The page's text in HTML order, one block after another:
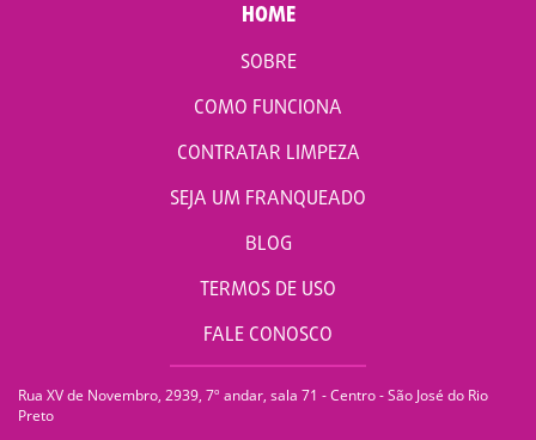
HOME
SOBRE
COMO FUNCIONA
CONTRATAR LIMPEZA
SEJA UM FRANQUEADO
BLOG
TERMOS DE USO
FALE CONOSCO
Rua XV de Novembro, 2939, 7º andar, sala 71 - Centro - São José do Rio
Preto